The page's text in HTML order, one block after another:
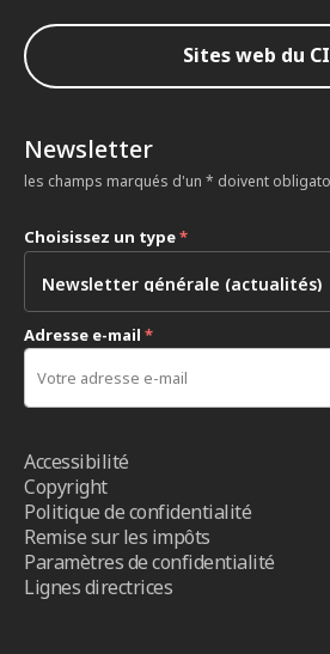
Sites web du
Newsletter
les champs marqués d'un * doivent
Choisissez un type*
Adresse e-mail *
Accessibilité
Copyright
Politique de confidentialité
Remise sur les impôts
Paramètres de confidentialité
Lignes directrices